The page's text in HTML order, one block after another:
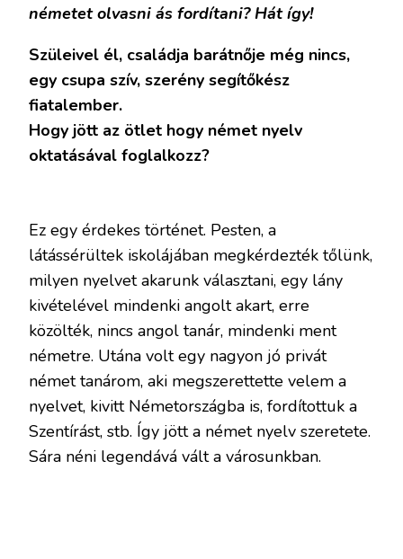
németet olvasni ás fordítani? Hát így!
Szüleivel él, családja barátnője még nincs,
egy csupa szív, szerény segítőkész
fiatalember.
Hogy jött az ötlet hogy német nyelv
oktatásával foglalkozz?
Ez egy érdekes történet. Pesten, a
látássérültek iskolájában megkérdezték tőlünk,
milyen nyelvet akarunk választani, egy lány
kivételével mindenki angolt akart, erre
közölték, nincs angol tanár, mindenki ment
németre. Utána volt egy nagyon jó privát
német tanárom, aki megszerettette velem a
nyelvet, kivitt Németországba is, fordítottuk a
Szentírást, stb. Így jött a német nyelv szeretete.
Sára néni legendává vált a városunkban.